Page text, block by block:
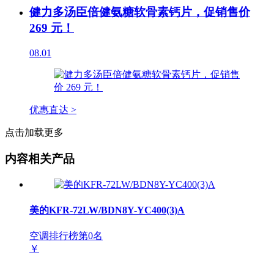
健力多汤臣倍健氨糖软骨素钙片，促销售价
269 元！
08.01
优惠直达 >
点击加载更多
内容相关产品
美的KFR-72LW/BDN8Y-YC400(3)A
空调排行榜第0名
￥